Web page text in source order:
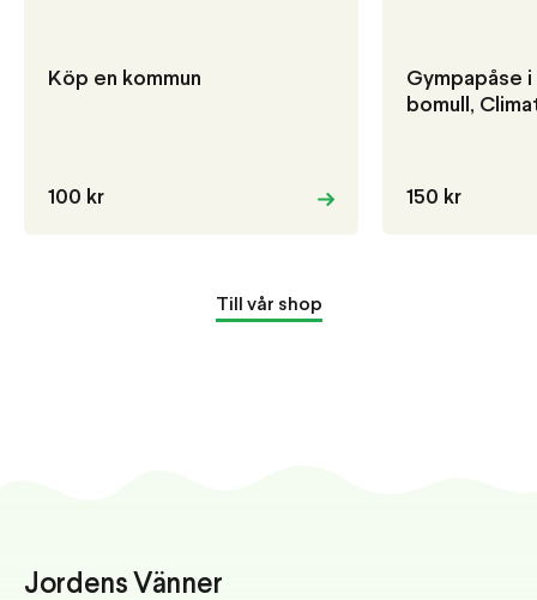
Köp en kommun
100 kr
Gympapåse
bomull,
150 kr
Till vår shop
Jordens Vänner